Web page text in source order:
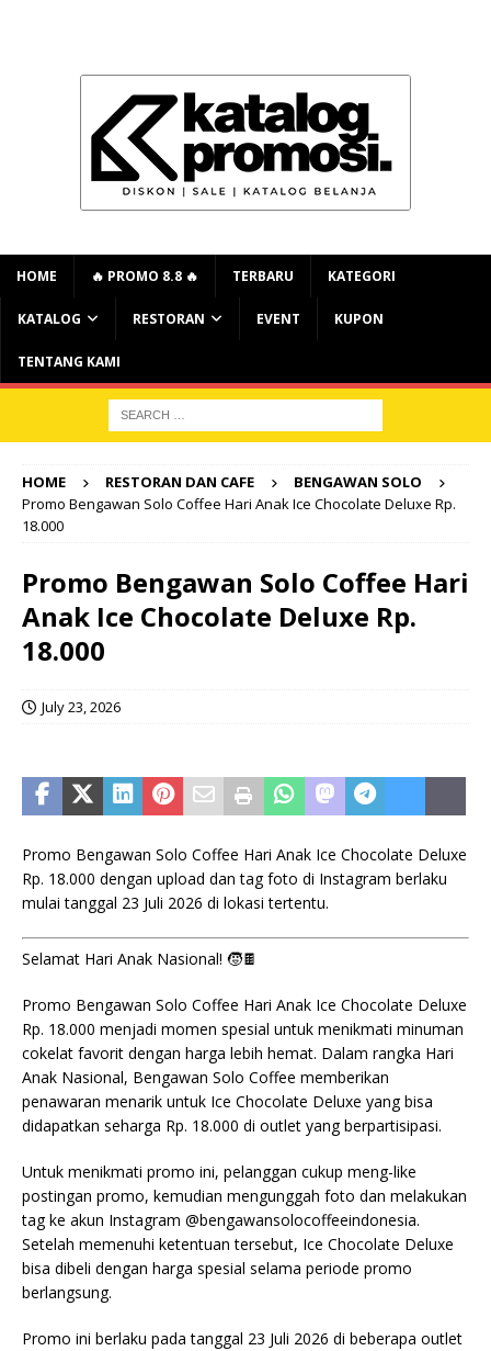
HOME 🔥 PROMO 8.8 🔥 TERBARU KATEGORI
KATALOG RESTORAN EVENT KUPON
TENTANG KAMI
HOME RESTORAN DAN CAFE
BENGAWAN SOLO
Promo Bengawan Solo Coffee Hari Anak Ice Chocolate Deluxe Rp.
18.000
Promo Bengawan Solo Coffee Hari
Anak Ice Chocolate Deluxe Rp.
18.000
July 23, 2026
Promo Bengawan Solo Coffee Hari Anak Ice Chocolate Deluxe
Rp. 18.000 dengan upload dan tag foto di Instagram berlaku
mulai tanggal 23 Juli 2026 di lokasi tertentu.
Selamat Hari Anak Nasional! 🧒🍫
Promo Bengawan Solo Coffee Hari Anak Ice Chocolate Deluxe
Rp. 18.000 menjadi momen spesial untuk menikmati minuman
cokelat favorit dengan harga lebih hemat. Dalam rangka Hari
Anak Nasional, Bengawan Solo Coffee memberikan
penawaran menarik untuk Ice Chocolate Deluxe yang bisa
didapatkan seharga Rp. 18.000 di outlet yang berpartisipasi.
Untuk menikmati promo ini, pelanggan cukup meng-like
postingan promo, kemudian mengunggah foto dan melakukan
tag ke akun Instagram @bengawansolocoffeeindonesia.
Setelah memenuhi ketentuan tersebut, Ice Chocolate Deluxe
bisa dibeli dengan harga spesial selama periode promo
berlangsung.
Promo ini berlaku pada tanggal 23 Juli 2026 di beberapa outlet